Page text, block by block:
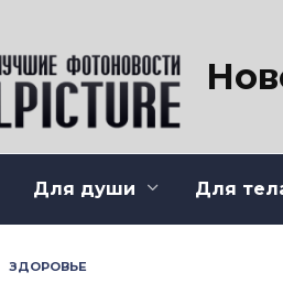
Для души Для
ЗДОРОВЬЕ